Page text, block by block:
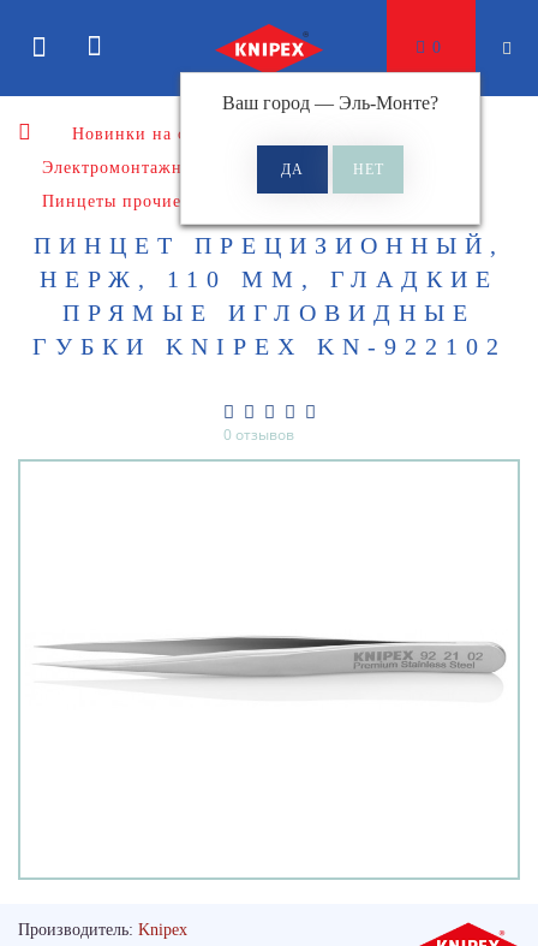
Ваш город — Эль-Монте?
0
Новинки на сайте
Электромонтажный инструмент
Пинцеты
Пинцеты прочие
ПИНЦЕТ ПРЕЦИЗИОННЫЙ,
НЕРЖ, 110 ММ, ГЛАДКИЕ
ПРЯМЫЕ ИГЛОВИДНЫЕ
ГУБКИ KNIPEX KN-922102
0 отзывов
Производитель: Knipex